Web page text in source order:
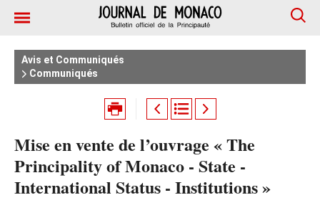
Avis et Communiqués
Communiqués
Mise en vente de l’ouvrage « The
Principality of Monaco - State -
International Status - Institutions »